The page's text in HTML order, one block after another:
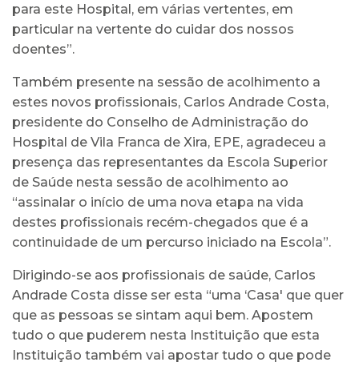
para este Hospital, em várias vertentes, em
particular na vertente do cuidar dos nossos
doentes”.
Também presente na sessão de acolhimento a
estes novos profissionais, Carlos Andrade Costa,
presidente do Conselho de Administração do
Hospital de Vila Franca de Xira, EPE, agradeceu a
presença das representantes da Escola Superior
de Saúde nesta sessão de acolhimento ao
“assinalar o início de uma nova etapa na vida
destes profissionais recém-chegados que é a
continuidade de um percurso iniciado na Escola”.
Dirigindo-se aos profissionais de saúde, Carlos
Andrade Costa disse ser esta “uma ‘Casa' que quer
que as pessoas se sintam aqui bem. Apostem
tudo o que puderem nesta Instituição que esta
Instituição também vai apostar tudo o que pode